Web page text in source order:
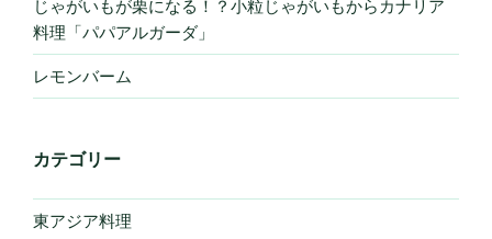
じゃがいもが栗になる！？小粒じゃがいもからカナリア
料理「パパアルガーダ」
レモンバーム
カテゴリー
東アジア料理